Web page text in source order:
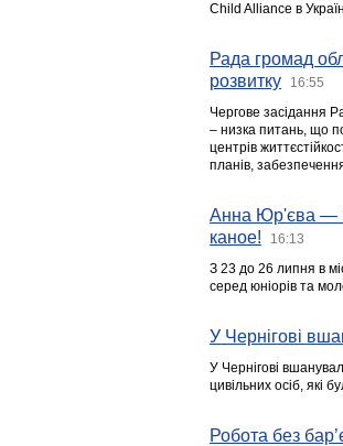
Child Alliance в
Рада громад
розвитку
16:55
Чергове засідання
– низка питань, що
центрів
планів,
Анна Юр'єва —
каное!
16:13
З 23 до 26 липня в
серед юніорів та
У Чернігові
У Чернігові
цивільних осіб, які
Робота без